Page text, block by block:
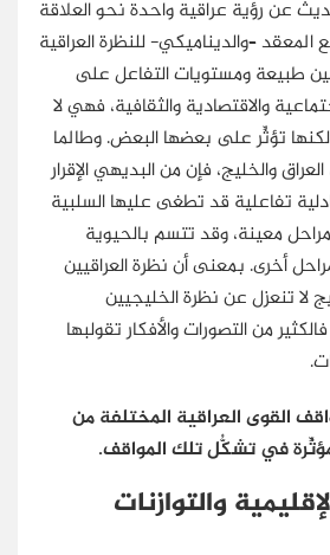
عن رؤية عراقية واحدة نحو العلاقة
المعقد –والديناميكي- للنظرة العراقية
بين طبيعة ومستويات التفاعل على
والاقتصادية والثقافية، فهي لا
تؤثِّر على بعضها البعض. وطالما
والخليج، فإن من البديهي الإقرار
تفاعلية قد تطغى عليها السلبية
معينة، وقد تتسم بالحيوية
أخرى. بمعنى أن نظرة العراقيين
لا تنعزل عن نظرة الخليجيين
من التصورات والأفكار تقولبها
القوى العراقية المختلفة من
في تشكُّل تلك المواقف.
والتوازنات